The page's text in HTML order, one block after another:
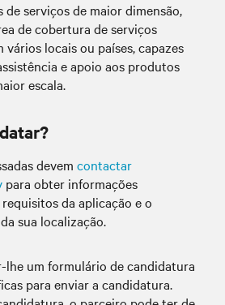
de serviços de maior dimensão,
de cobertura de serviços
vários locais ou países, capazes
e apoio aos produtos
escala.
devem contactar
para obter informações
da aplicação e o
sua localização.
lhe um formulário de candidatura
para enviar a candidatura.